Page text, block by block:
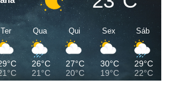
Ter Qua
26°C
21°C
Qui
27°C
20°C
Sex
30°C
19°C
Sáb
29°C
22°C